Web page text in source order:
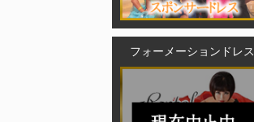
フォーメーションドレス